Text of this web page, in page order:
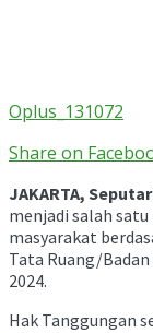
Oplus_131072
Share on
JAKARTA,
menjadi salah
masyarakat
Tata Ruang/
2024.
Hak Tanggungan